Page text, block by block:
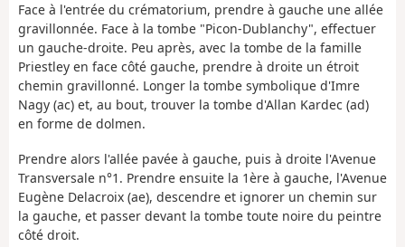
Face à l'entrée du crématorium, prendre à gauche une allée
gravillonnée. Face à la tombe "Picon-Dublanchy", effectuer
un gauche-droite. Peu après, avec la tombe de la famille
Priestley en face côté gauche, prendre à droite un étroit
chemin gravillonné. Longer la tombe symbolique d'Imre
Nagy (ac) et, au bout, trouver la tombe d'Allan Kardec (ad)
en forme de dolmen.
Prendre alors l'allée pavée à gauche, puis à droite l'Avenue
Transversale n°1. Prendre ensuite la 1ère à gauche, l'Avenue
Eugène Delacroix (ae), descendre et ignorer un chemin sur
la gauche, et passer devant la tombe toute noire du peintre
côté droit.